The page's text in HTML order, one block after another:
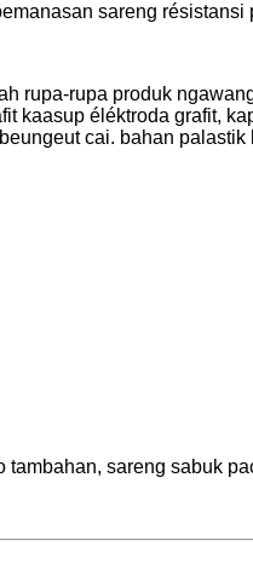
sareng
rupa-rupa produk
kaasup éléktroda grafit,
cai. bahan
sareng sabuk